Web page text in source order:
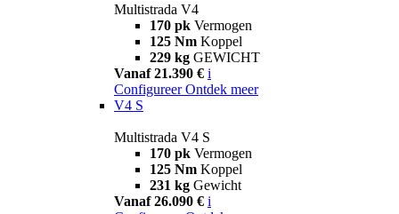
Multistrada V4
170 pk Vermogen
125 Nm Koppel
229 kg GEWICHT
Vanaf 21.390 € i
Configureer Ontdek meer
V4 S
Multistrada V4 S
170 pk Vermogen
125 Nm Koppel
231 kg Gewicht
Vanaf 26.090 € i